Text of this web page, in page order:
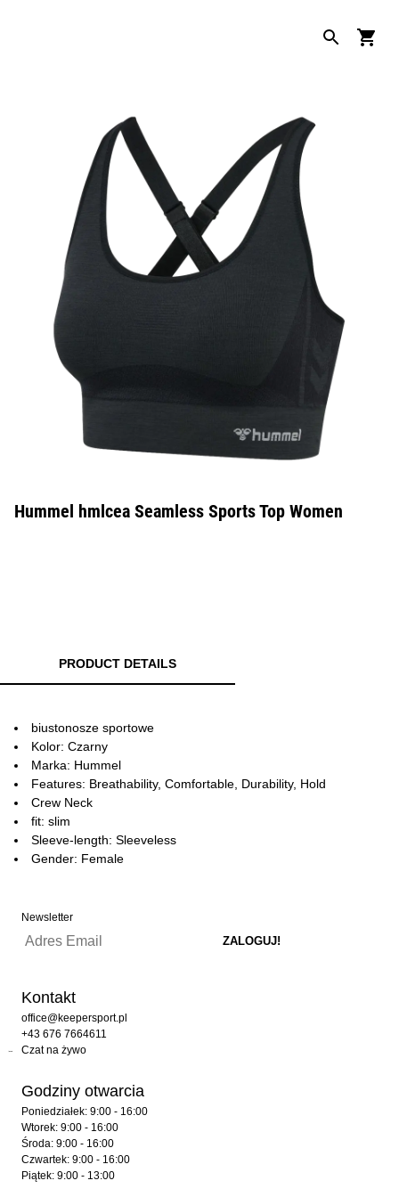
Hummel hmlcea Seamless Sports Top Women
PRODUCT DETAILS
biustonosze sportowe
Kolor: Czarny
Marka: Hummel
Features: Breathability, Comfortable, Durability, Hold
Crew Neck
fit: slim
Sleeve-length: Sleeveless
Gender: Female
Newsletter
Kontakt
office@keepersport.pl
+43 676 7664611
Czat na żywo
Godziny otwarcia
Poniedziałek: 9:00 - 16:00
Wtorek: 9:00 - 16:00
Środa: 9:00 - 16:00
Czwartek: 9:00 - 16:00
Piątek: 9:00 - 13:00